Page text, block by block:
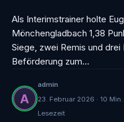
Als Interimstrainer holte
Mönchengladbach 1,38
Siege, zwei Remis und
Beförderung zum…
admin
23. Februar 2026 · 10 Min.
Lesezeit